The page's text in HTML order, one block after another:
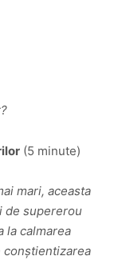
(5 minute)
mari, aceasta
de supererou
la calmarea
conștientizarea